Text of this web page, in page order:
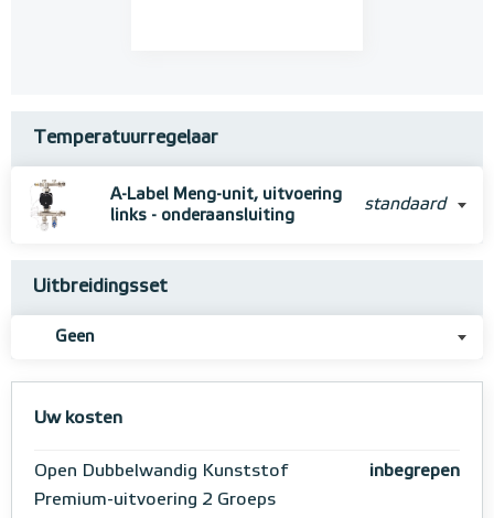
Temperatuurregelaar
A-Label Meng-unit, uitvoering
links - onderaansluiting
standaard
Uitbreidingsset
Geen
Uw kosten
Open Dubbelwandig Kunststof
Premium-uitvoering 2 Groeps
inbegrepen